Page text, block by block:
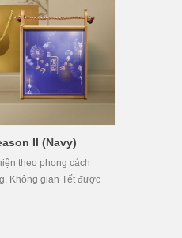
II (Navy)
theo phong cách
Không gian Tết được